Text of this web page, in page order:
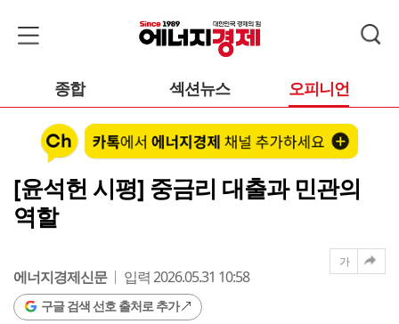
종합 섹션뉴스 오피니언
[윤석헌 시평] 중금리 대출과 민관의
역할
에너지경제신문 입력 2026.05.31 10:58
구글 검색 선호 출처로 추가
가